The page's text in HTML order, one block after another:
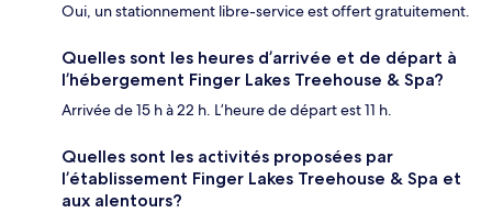
Oui, un stationnement libre-service est offert gratuitement.
Quelles sont les heures d’arrivée et de départ à
l’hébergement Finger Lakes Treehouse & Spa?
Arrivée de 15 h à 22 h. L’heure de départ est 11 h.
Quelles sont les activités proposées par
l’établissement Finger Lakes Treehouse & Spa et
aux alentours?